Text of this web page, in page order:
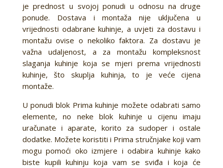
je prednost u svojoj ponudi u odnosu na druge
ponude. Dostava i montaža nije uključena u
vrijednosti odabrane kuhinje, a uvjeti za dostavu i
montažu ovise o nekoliko faktora. Za dostavu je
važna udaljenost, a za montažu kompleksnost
slaganja kuhinje koja se mjeri prema vrijednosti
kuhinje, što skuplja kuhinja, to je veće cijena
montaže.
U ponudi blok Prima kuhinje možete odabrati samo
elemente, no neke blok kuhinje u cijenu imaju
uračunate i aparate, korito za sudoper i ostale
dodatke. Možete koristiti i Prima stručnjake koji vam
mogu pomoći oko izmjere i odabira kuhinje kako
biste kupili kuhinju koja vam se sviđa i koja će